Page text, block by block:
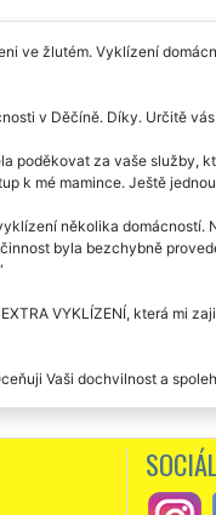
ve žlutém. Vyklízení
v Děčíně. Díky. Určitě
poděkovat za vaše služby,
k mé mamince. Ještě
několika domácností.
byla bezchybně
VYKLÍZENÍ, která mi
Vaši dochvilnost a
Všechno rychle